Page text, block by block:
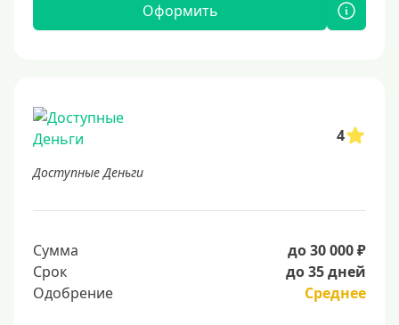
Оформить
4
Доступные Деньги
Сумма
до 30 000 ₽
Срок
до 35 дней
Одобрение
Среднее